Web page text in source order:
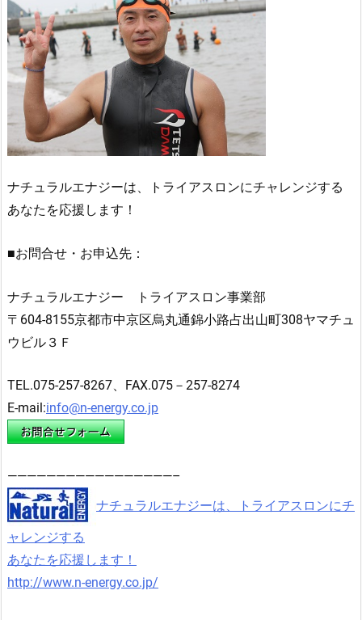
ナチュラルエナジーは、トライアスロンにチャレンジする
あなたを応援します！
■お問合せ・お申込先：
ナチュラルエナジー トライアスロン事業部
〒604-8155京都市中京区烏丸通錦小路占出山町308ヤマチュ
ウビル３Ｆ
TEL.075-257-8267、FAX.075－257-8274
E-mail:info@n-energy.co.jp
—————————————————–
ナチュラルエナジーは、トライアスロンにチ
ャレンジする
あなたを応援します！
http://www.n-energy.co.jp/